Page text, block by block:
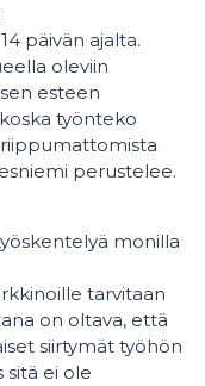
päivän ajalta.
oleviin
esteen
työnteko
riippumattomista
perustelee.
monilla
tarvitaan
on oltava, että
siirtymät työhön
sitä ei ole